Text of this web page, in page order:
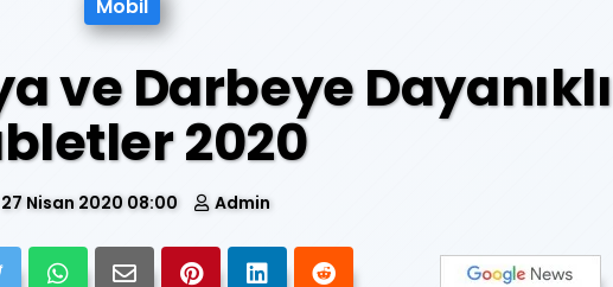
Mobil
ve Darbeye Dayanıklı
2020
27 Nisan 2020 08:00 Admin